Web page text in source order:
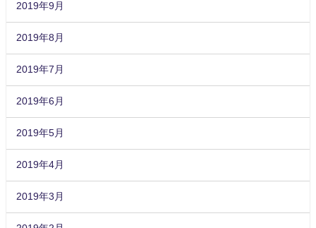
2019年9月
2019年8月
2019年7月
2019年6月
2019年5月
2019年4月
2019年3月